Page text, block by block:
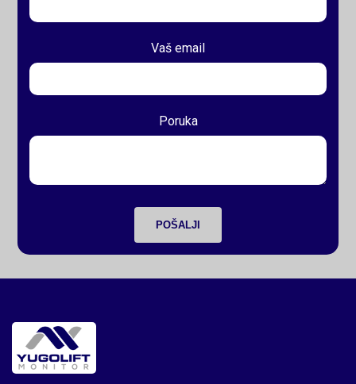
Vaš email
Poruka
POŠALJI